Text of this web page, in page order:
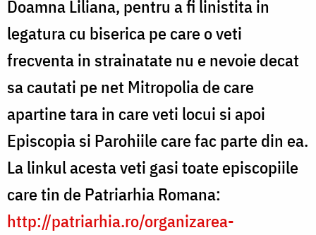
by
Gabriela
Doamna Liliana, pentru a fi linistita in
legatura cu biserica pe care o veti
frecventa in strainatate nu e nevoie decat
sa cautati pe net Mitropolia de care
apartine tara in care veti locui si apoi
Episcopia si Parohiile care fac parte din ea.
La linkul acesta veti gasi toate episcopiile
care tin de Patriarhia Romana:
http://patriarhia.ro/organizarea-